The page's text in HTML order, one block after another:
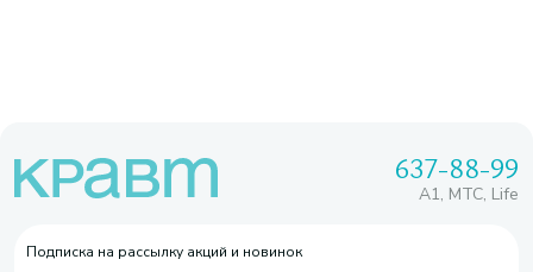
637-88-99
A1, МТС, Life
Подписка на рассылку акций и новинок